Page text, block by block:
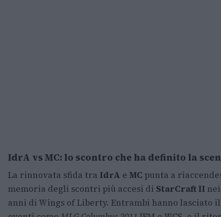
IdrA vs MC: lo scontro che ha definito la
La rinnovata sfida tra IdrA e MC punta a
memoria degli scontri più accesi di StarCraft II
anni di Wings of Liberty. Entrambi hanno lasciato